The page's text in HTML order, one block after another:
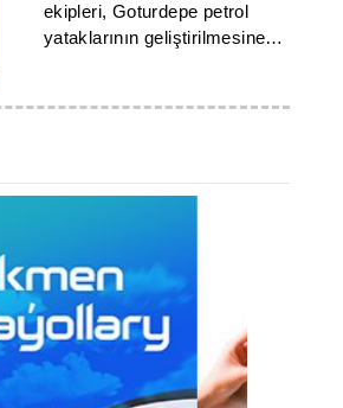
ekipleri, Goturdepe petrol
yataklarının geliştirilmesine